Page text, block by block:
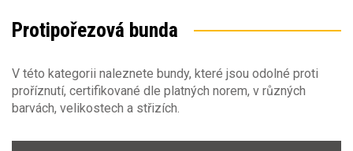
Protipořezová bunda
V této kategorii naleznete bundy, které jsou odolné proti
proříznutí, certifikované dle platných norem, v různých
barvách, velikostech a střizích.